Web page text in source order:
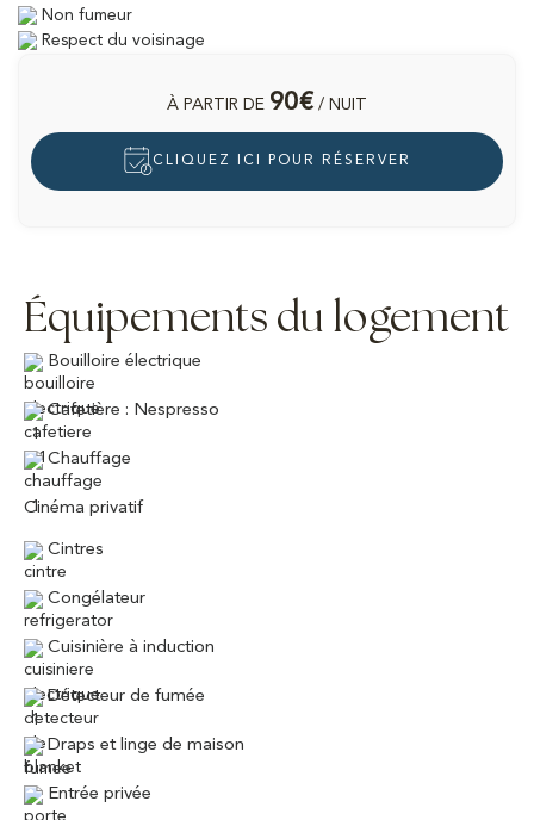
Non fumeur
Respect du voisinage
À PARTIR DE 90€ / NUIT
CLIQUEZ ICI POUR RÉSERVER
Équipements du logement
Bouilloire électrique
Cafetière : Nespresso
Chauffage
Cinéma privatif
Cintres
Congélateur
Cuisinière à induction
Détecteur de fumée
Draps et linge de maison
Entrée privée